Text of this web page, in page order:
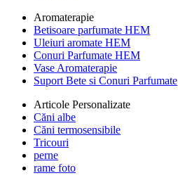
Aromaterapie
Betisoare parfumate HEM
Uleiuri aromate HEM
Conuri Parfumate HEM
Vase Aromaterapie
Suport Bete si Conuri Parfumate
Articole Personalizate
Căni albe
Căni termosensibile
Tricouri
perne
rame foto